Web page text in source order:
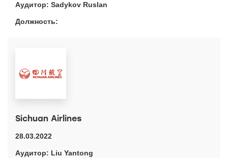
Sadykov Ruslan
Sichuan Airlines
28.03.2022
Liu Yantong